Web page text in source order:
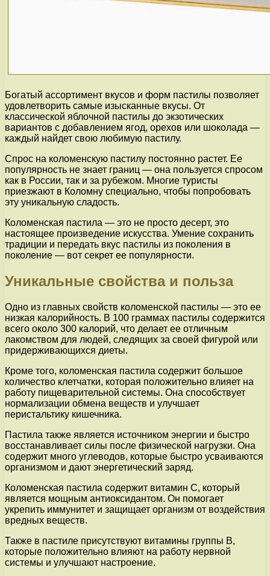
Богатый ассортимент вкусов и форм пастилы позволяет
удовлетворить самые изысканные вкусы. От
классической яблочной пастилы до экзотических
вариантов с добавлением ягод, орехов или шоколада —
каждый найдет свою любимую пастилу.
Спрос на коломенскую пастилу постоянно растет. Ее
популярность не знает границ — она пользуется спросом
как в России, так и за рубежом. Многие туристы
приезжают в Коломну специально, чтобы попробовать
эту уникальную сладость.
Коломенская пастила — это не просто десерт, это
настоящее произведение искусства. Умение сохранить
традиции и передать вкус пастилы из поколения в
поколение — вот секрет ее популярности.
Уникальные свойства и польза
Одно из главных свойств коломенской пастилы — это ее
низкая калорийность. В 100 граммах пастилы содержится
всего около 300 калорий, что делает ее отличным
лакомством для людей, следящих за своей фигурой или
придерживающихся диеты.
Кроме того, коломенская пастила содержит большое
количество клетчатки, которая положительно влияет на
работу пищеварительной системы. Она способствует
нормализации обмена веществ и улучшает
перистальтику кишечника.
Пастила также является источником энергии и быстро
восстанавливает силы после физической нагрузки. Она
содержит много углеводов, которые быстро усваиваются
организмом и дают энергетический заряд.
Коломенская пастила содержит витамин С, который
является мощным антиоксидантом. Он помогает
укрепить иммунитет и защищает организм от воздействия
вредных веществ.
Также в пастиле присутствуют витамины группы В,
которые положительно влияют на работу нервной
системы и улучшают настроение.